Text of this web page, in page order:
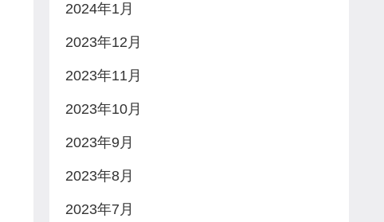
2024年1月
2023年12月
2023年11月
2023年10月
2023年9月
2023年8月
2023年7月